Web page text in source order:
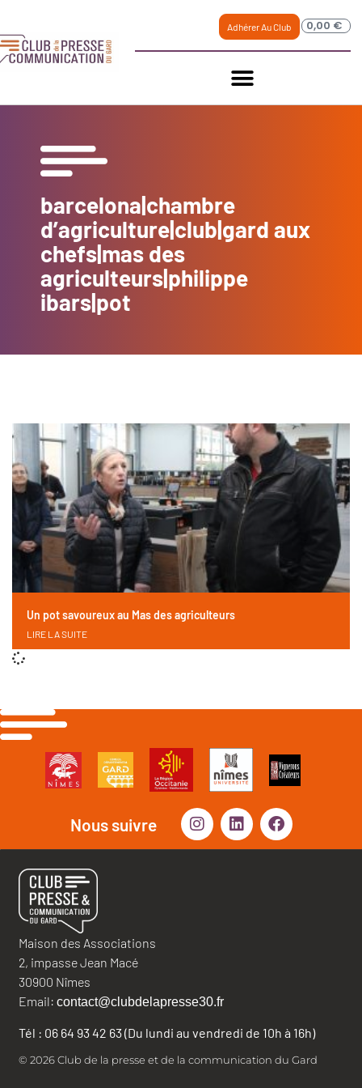
Adhérer Au Club 0,00 €
barcelona|chambre
d’agriculture|club|gard aux
chefs|mas des
agriculteurs|philippe
ibars|pot
Un pot savoureux au Mas des agriculteurs
LIRE LA SUITE
Nous suivre
Maison des Associations
2, impasse Jean Macé
30900 Nîmes
Email: contact@clubdelapresse30.fr
Tél : 06 64 93 42 63 (Du lundi au vendredi de 10h à 16h)
© 2026 Club de la presse et de la communication du Gard